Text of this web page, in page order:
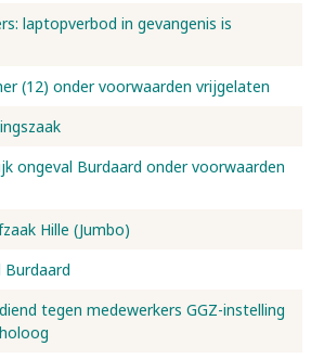
laptopverbod in gevangenis is
(12) onder voorwaarden vrijgelaten
ongeval Burdaard onder voorwaarden
Hille (Jumbo)
tegen medewerkers GGZ-instelling